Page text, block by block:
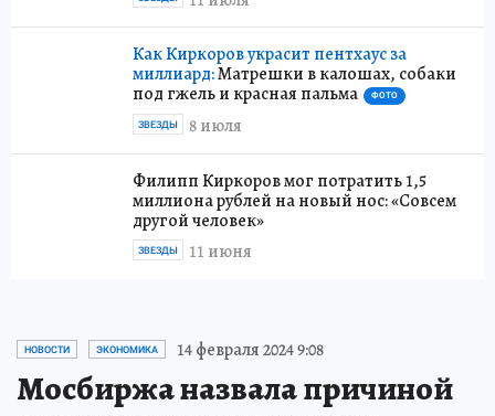
Как Киркоров украсит пентхаус за
миллиард:Матрешки в калошах, собаки
под гжель и красная пальма
ФОТО
8 июля
ЗВЕЗДЫ
Филипп Киркоров мог потратить 1,5
миллиона рублей на новый нос: «Совсем
другой человек»
11 июня
ЗВЕЗДЫ
НОВОСТИ ЭКОНОМИКА 14 февраля 2024 9:08
Мосбиржа назвала причиной